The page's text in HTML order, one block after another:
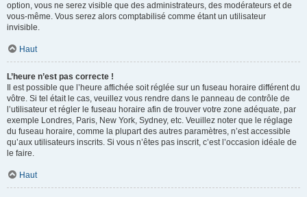
option, vous ne serez visible que des administrateurs, des modérateurs et de
vous-même. Vous serez alors comptabilisé comme étant un utilisateur
invisible.
Haut
L’heure n’est pas correcte !
Il est possible que l’heure affichée soit réglée sur un fuseau horaire différent du
vôtre. Si tel était le cas, veuillez vous rendre dans le panneau de contrôle de
l’utilisateur et régler le fuseau horaire afin de trouver votre zone adéquate, par
exemple Londres, Paris, New York, Sydney, etc. Veuillez noter que le réglage
du fuseau horaire, comme la plupart des autres paramètres, n’est accessible
qu’aux utilisateurs inscrits. Si vous n’êtes pas inscrit, c’est l’occasion idéale de
le faire.
Haut